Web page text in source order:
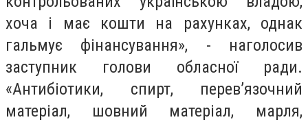
хоча і має кошти на рахунках, однак
гальмує фінансування», - наголосив
заступник голови обласної ради.
«Антибіотики, спирт, перев’язочний
матеріал, шовний матеріал, марля,